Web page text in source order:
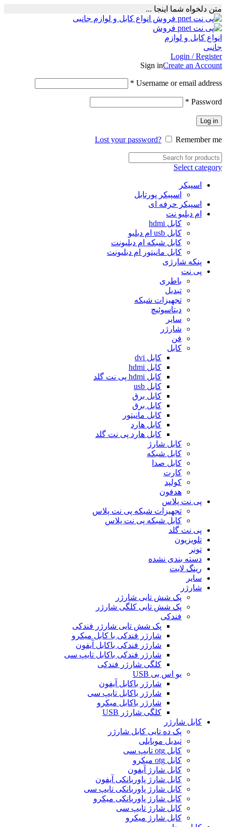
متن دلخواه شما اینجا ...
Login / Register
Sign inCreate an Account
Username or email address
*
Password
*
Log in
Lost your password? Remember me
Select category
اسپیکر
اسپیکر پورتابل
اسپیکر حرفه ای
ام دبلیو نت
کابل hdmi
کابل usb ام دبلیو
کابل شبکه ام دبلیونت
کابل مانیتور ام دبلیونت
پنکه شارژی
پی نت
باطری
تبدیل
تجهیزات شبکه
دیتاسوئیچ
سایر
شارژر
فن
کابل
کابل dvi
کابل hdmi
کابل hdmi پی نت گلد
کابل usb
کابل برق
کابل برق
کابل مانیتور
کابل هارد
کابل هارد پی نت گلد
کابل شارژ
کابل شبکه
کابل صدا
کارت
کولپد
هدفون
پی نت پلاس
تجهیزات شبکه پی نت پلاس
کابل شبکه پی نت پلاس
پی نت گلد
تلویزیون
تونر
دسته بندی نشده
رینگ لایت
سایر
شارژر
پک شش تایی شارژر
پک شش تایی کلگی شارژر
فندکی
پک شش تایی شارژر فندکی
شارژر فندکی با کابل میکرو
شارژر فندکی باکابل آیفون
شارژر فندکی باکابل تایپ سی
کلگی شارژر فندکی
یو اس بی USB
شارژر باکابل آیفون
شارژر باکابل تایپ سی
شارژر باکابل میکرو
کلگی شارژر USB
کابل شارژر
پک ده تایی کابل شارژر
تبدیل موبایلی
کابل otg تایپ سی
کابل otg میکرو
کابل شارژ آیفون
کابل شارژ پاوربانکی آیفون
کابل شارژ پاوربانکی تایپ سی
کابل شارژ پاوربانکی میکرو
کابل شارژ تایپ سی
کابل شارژ میکرو